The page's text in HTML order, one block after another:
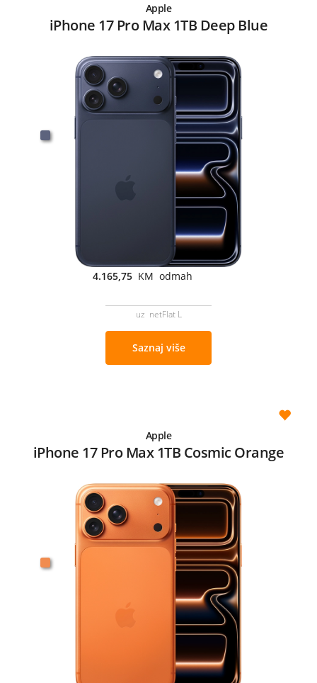
Apple
iPhone 17 Pro Max 1TB Deep Blue
4.165,75 KM odmah
uz netFlat L
Saznaj više
Apple
iPhone 17 Pro Max 1TB Cosmic Orange